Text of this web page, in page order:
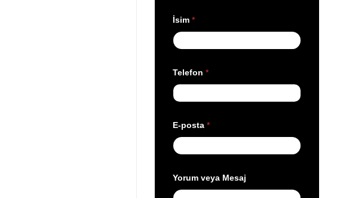
İsim *
Telefon *
-
p
o
a
E-posta *
Yorum veya Mesaj